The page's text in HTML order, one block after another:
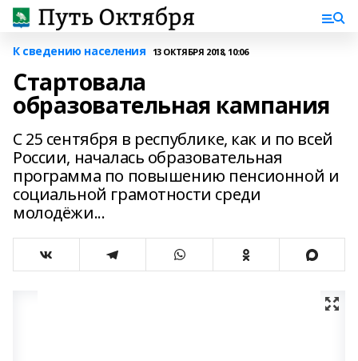
К сведению населения 13 ОКТЯБРЯ 2018, 10:06
Стартовала
образовательная кампания
С 25 сентября в республике, как и по всей
России, началась образовательная
программа по повышению пенсионной и
социальной грамотности среди
молодёжи...